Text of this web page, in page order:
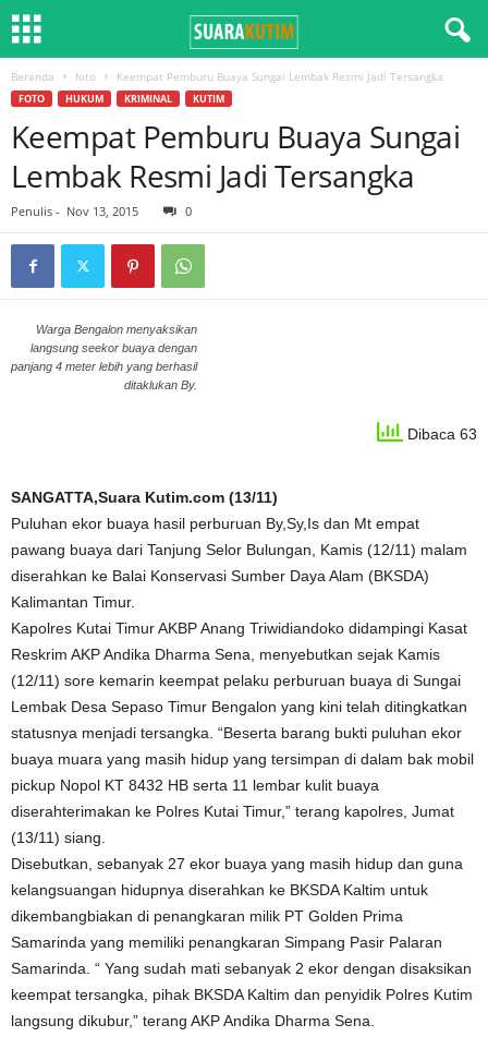
Beranda foto Keempat Pemburu Buaya Sungai Lembak Resmi Jadi Tersangka
FOTO HUKUM KRIMINAL KUTIM
Keempat Pemburu Buaya Sungai
Lembak Resmi Jadi Tersangka
Penulis - Nov 13, 2015 0
Warga Bengalon menyaksikan
langsung seekor buaya dengan
panjang 4 meter lebih yang berhasil
ditaklukan By.
Dibaca 63
SANGATTA,Suara Kutim.com (13/11)
Puluhan ekor buaya hasil perburuan By,Sy,Is dan Mt empat
pawang buaya dari Tanjung Selor Bulungan, Kamis (12/11) malam
diserahkan ke Balai Konservasi Sumber Daya Alam (BKSDA)
Kalimantan Timur.
Kapolres Kutai Timur AKBP Anang Triwidiandoko didampingi Kasat
Reskrim AKP Andika Dharma Sena, menyebutkan sejak Kamis
(12/11) sore kemarin keempat pelaku perburuan buaya di Sungai
Lembak Desa Sepaso Timur Bengalon yang kini telah ditingkatkan
statusnya menjadi tersangka. “Beserta barang bukti puluhan ekor
buaya muara yang masih hidup yang tersimpan di dalam bak mobil
pickup Nopol KT 8432 HB serta 11 lembar kulit buaya
diserahterimakan ke Polres Kutai Timur,” terang kapolres, Jumat
(13/11) siang.
Disebutkan, sebanyak 27 ekor buaya yang masih hidup dan guna
kelangsuangan hidupnya diserahkan ke BKSDA Kaltim untuk
dikembangbiakan di penangkaran milik PT Golden Prima
Samarinda yang memiliki penangkaran Simpang Pasir Palaran
Samarinda. “ Yang sudah mati sebanyak 2 ekor dengan disaksikan
keempat tersangka, pihak BKSDA Kaltim dan penyidik Polres Kutim
langsung dikubur,” terang AKP Andika Dharma Sena.